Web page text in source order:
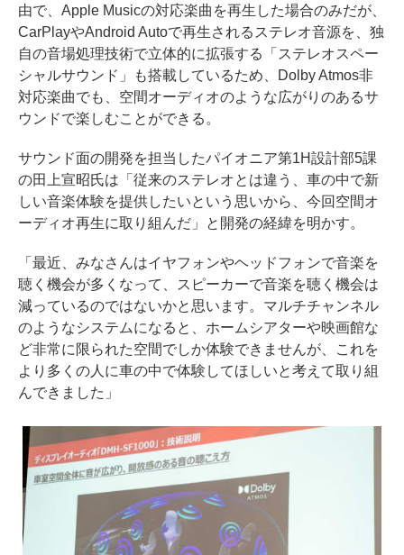
由で、Apple Musicの対応楽曲を再生した場合のみだが、
CarPlayやAndroid Autoで再生されるステレオ音源を、独
自の音場処理技術で立体的に拡張する「ステレオスペー
シャルサウンド」も搭載しているため、Dolby Atmos非
対応楽曲でも、空間オーディオのような広がりのあるサ
ウンドで楽しむことができる。
サウンド面の開発を担当したパイオニア第1H設計部5課
の田上宣昭氏は「従来のステレオとは違う、車の中で新
しい音楽体験を提供したいという思いから、今回空間オ
ーディオ再生に取り組んだ」と開発の経緯を明かす。
「最近、みなさんはイヤフォンやヘッドフォンで音楽を
聴く機会が多くなって、スピーカーで音楽を聴く機会は
減っているのではないかと思います。マルチチャンネル
のようなシステムになると、ホームシアターや映画館な
ど非常に限られた空間でしか体験できませんが、これを
より多くの人に車の中で体験してほしいと考えて取り組
んできました」